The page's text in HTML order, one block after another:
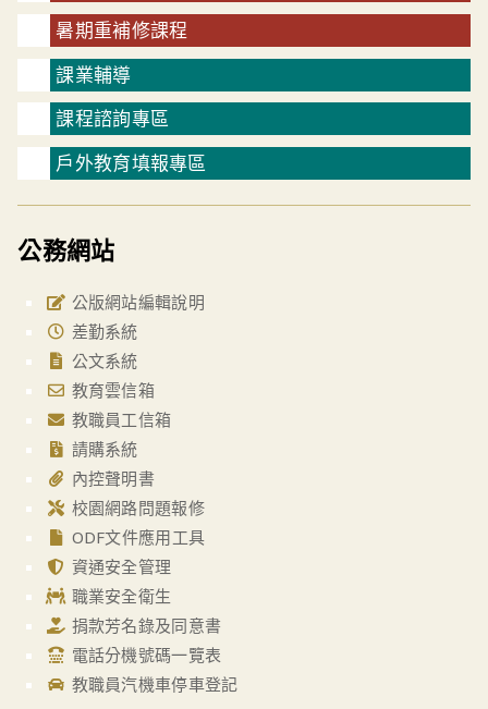
暑期重補修課程
課業輔導
課程諮詢專區
戶外教育填報專區
公務網站
公版網站編輯說明
差勤系統
公文系統
教育雲信箱
教職員工信箱
請購系統
內控聲明書
校園網路問題報修
ODF文件應用工具
資通安全管理
職業安全衛生
捐款芳名錄及同意書
電話分機號碼一覽表
教職員汽機車停車登記